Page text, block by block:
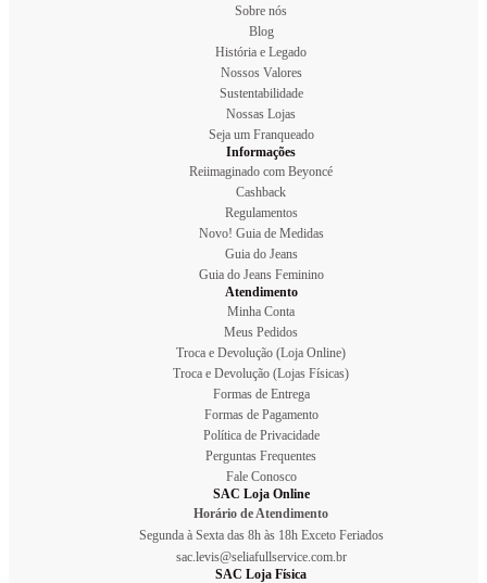
Sobre nós
Blog
História e Legado
Nossos Valores
Sustentabilidade
Nossas Lojas
Seja um Franqueado
Informações
Reiimaginado com Beyoncé
Cashback
Regulamentos
Novo! Guia de Medidas
Guia do Jeans
Guia do Jeans Feminino
Atendimento
Minha Conta
Meus Pedidos
Troca e Devolução (Loja Online)
Troca e Devolução (Lojas Físicas)
Formas de Entrega
Formas de Pagamento
Política de Privacidade
Perguntas Frequentes
Fale Conosco
SAC Loja Online
Horário de Atendimento
Segunda à Sexta das 8h às 18h Exceto Feriados
sac.levis@seliafullservice.com.br
SAC Loja Física